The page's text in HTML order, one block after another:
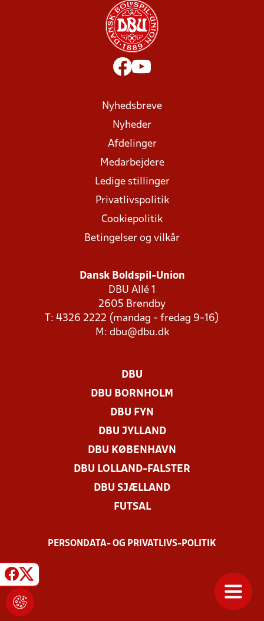
Nyhedsbreve
Nyheder
Afdelinger
Medarbejdere
Ledige stillinger
Privatlivspolitik
Cookiepolitik
Betingelser og vilkår
Dansk Boldspil-Union
DBU Allé 1
2605 Brøndby
T: 4326 2222 (mandag - fredag 9-16)
M: dbu@dbu.dk
DBU
DBU BORNHOLM
DBU FYN
DBU JYLLAND
DBU KØBENHAVN
DBU LOLLAND-FALSTER
DBU SJÆLLAND
FUTSAL
PERSONDATA- OG PRIVATLIVS-POLITIK